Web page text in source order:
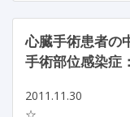
心臓手術患者の
手術部位感染症
2011.11.30